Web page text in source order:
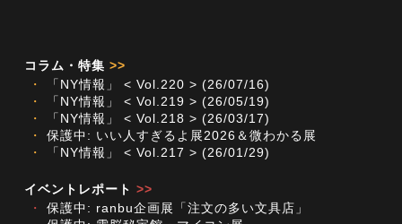
コラム・特集 >>
・
「NY情報」 < Vol.220 > (26/07/16)
・
「NY情報」 < Vol.219 > (26/05/19)
・
「NY情報」 < Vol.218 > (26/03/17)
・
保護中: いい人すぎるよ展2026＆微わかる展
・
「NY情報」 < Vol.217 > (26/01/29)
イベントレポート >>
・
保護中: ranbu企画展「注文の多い文具店」